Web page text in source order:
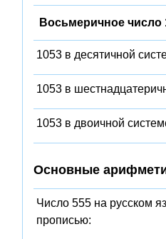
Восьмеричное число
1053 в десятичной
1053 в
1053 в двоичной
Основные
Число 555 на русском
прописью: